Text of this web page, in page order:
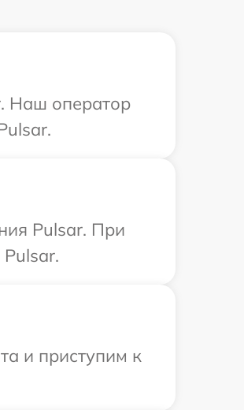
Наш оператор
Pulsar. При
и приступим к